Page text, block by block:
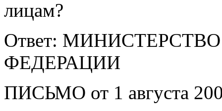
лицам?
Ответ:
ФЕДЕРАЦИИ
ПИСЬМО от 1 августа